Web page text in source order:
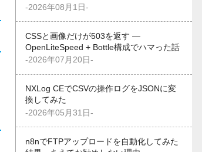
-2026年08月1日-
CSSと画像だけが503を返す —
OpenLiteSpeed + Bottle構成でハマった話
-2026年07月20日-
NXLog CEでCSVの操作ログをJSONに変
換してみた
-2026年05月31日-
n8nでFTPアップロードを自動化してみた